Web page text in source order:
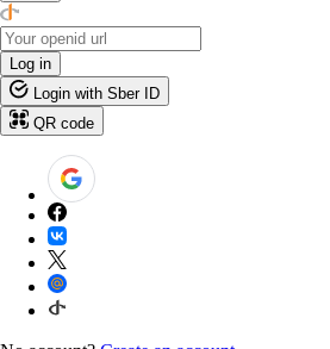
Log in
Login with Sber ID
QR code